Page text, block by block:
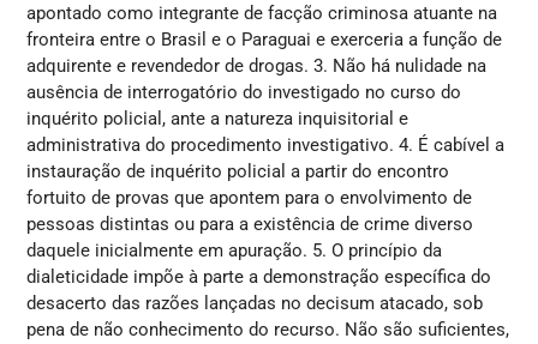
apontado como integrante de facção criminosa atuante na
fronteira entre o Brasil e o Paraguai e exerceria a função de
adquirente e revendedor de drogas. 3. Não há nulidade na
ausência de interrogatório do investigado no curso do
inquérito policial, ante a natureza inquisitorial e
administrativa do procedimento investigativo. 4. É cabível a
instauração de inquérito policial a partir do encontro
fortuito de provas que apontem para o envolvimento de
pessoas distintas ou para a existência de crime diverso
daquele inicialmente em apuração. 5. O princípio da
dialeticidade impõe à parte a demonstração específica do
desacerto das razões lançadas no decisum atacado, sob
pena de não conhecimento do recurso. Não são suficientes,